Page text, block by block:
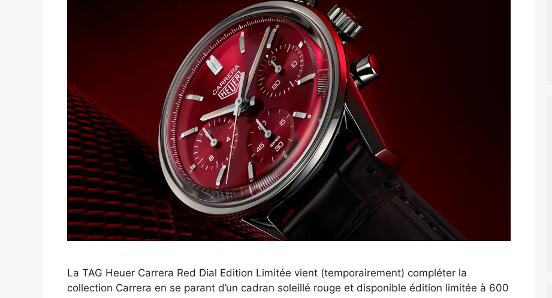
La TAG Heuer Carrera Red Dial Edition Limitée vient (temporairement) compléter la
collection Carrera en se parant d’un cadran soleillé rouge et disponible édition limitée à 600